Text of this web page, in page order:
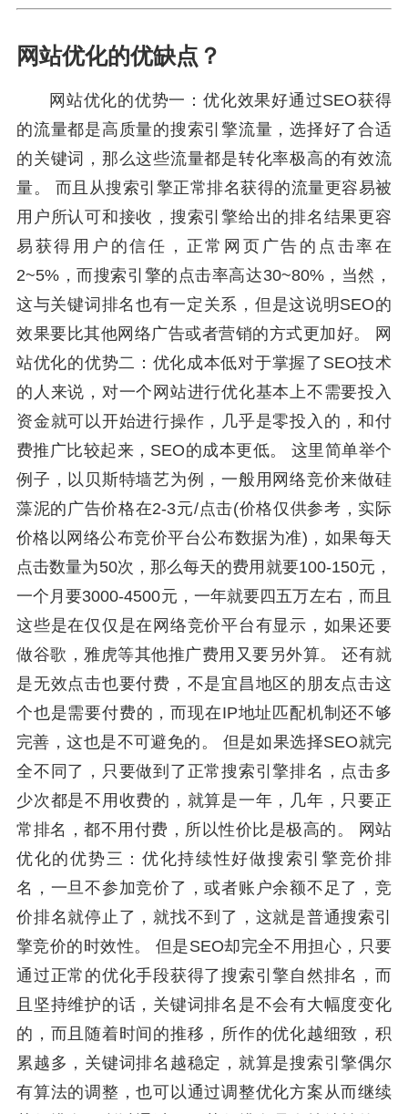
网站优化的优缺点？
网站优化的优势一：优化效果好通过SEO获得
的流量都是高质量的搜索引擎流量，选择好了合适
的关键词，那么这些流量都是转化率极高的有效流
量。 而且从搜索引擎正常排名获得的流量更容易被
用户所认可和接收，搜索引擎给出的排名结果更容
易获得用户的信任，正常网页广告的点击率在
2~5%，而搜索引擎的点击率高达30~80%，当然，
这与关键词排名也有一定关系，但是这说明SEO的
效果要比其他网络广告或者营销的方式更加好。 网
站优化的优势二：优化成本低对于掌握了SEO技术
的人来说，对一个网站进行优化基本上不需要投入
资金就可以开始进行操作，几乎是零投入的，和付
费推广比较起来，SEO的成本更低。 这里简单举个
例子，以贝斯特墙艺为例，一般用网络竞价来做硅
藻泥的广告价格在2-3元/点击(价格仅供参考，实际
价格以网络公布竞价平台公布数据为准)，如果每天
点击数量为50次，那么每天的费用就要100-150元，
一个月要3000-4500元，一年就要四五万左右，而且
这些是在仅仅是在网络竞价平台有显示，如果还要
做谷歌，雅虎等其他推广费用又要另外算。 还有就
是无效点击也要付费，不是宜昌地区的朋友点击这
个也是需要付费的，而现在IP地址匹配机制还不够
完善，这也是不可避免的。 但是如果选择SEO就完
全不同了，只要做到了正常搜索引擎排名，点击多
少次都是不用收费的，就算是一年，几年，只要正
常排名，都不用付费，所以性价比是极高的。 网站
优化的优势三：优化持续性好做搜索引擎竞价排
名，一旦不参加竞价了，或者账户余额不足了，竞
价排名就停止了，就找不到了，这就是普通搜索引
擎竞价的时效性。 但是SEO却完全不用担心，只要
通过正常的优化手段获得了搜索引擎自然排名，而
且坚持维护的话，关键词排名是不会有大幅度变化
的，而且随着时间的推移，所作的优化越细致，积
累越多，关键词排名越稳定，就算是搜索引擎偶尔
有算法的调整，也可以通过调整优化方案从而继续